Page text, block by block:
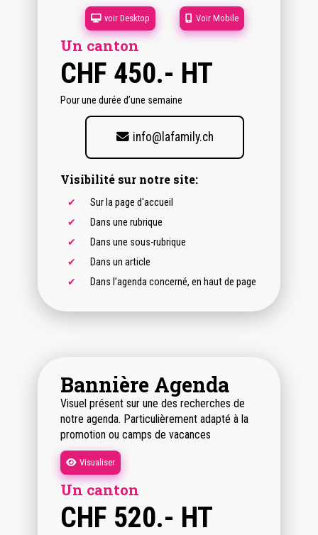
voir Desktop Voir Mobile
Un canton
CHF 450.- HT
Pour une durée d’une semaine
info@lafamily.ch
Visibilité sur notre site:
Sur la page d'accueil
Dans une rubrique
Dans une sous-rubrique
Dans un article
Dans l’agenda concerné, en haut de page
Bannière Agenda
Visuel présent sur une des recherches de
notre agenda. Particulièrement adapté à la
promotion ou camps de vacances
Visualiser
Un canton
CHF 520.- HT